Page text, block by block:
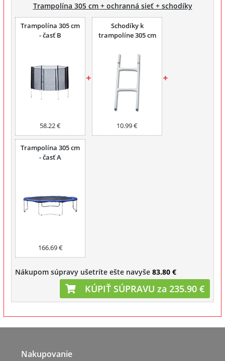
Trampolína 305 cm + ochranná sieť + schodíky
Trampolína 305 cm
- časť B
58.22 €
Schodíky k
trampolíne 305 cm
10.99 €
Trampolína 305 cm
- časť A
166.69 €
Nákupom súpravy ušetríte ešte navyše 83.80 €
KÚPIŤ SÚPRAVU za 235.90 €
Nakupovanie